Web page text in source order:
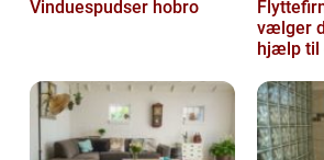
Vinduespudser hobro
vælger
hjælp til